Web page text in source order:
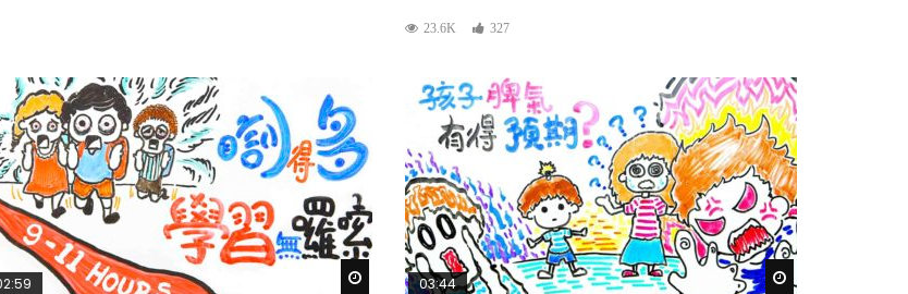
23.6K 327
Watch Later03:44